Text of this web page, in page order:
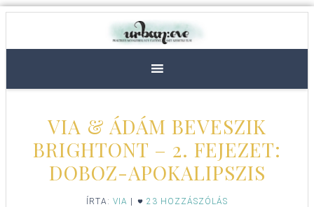
VIA & ÁDÁM BEVESZIK
BRIGHTONT – 2. FEJEZET:
DOBOZ-APOKALIPSZIS
ÍRTA: VIA 23 HOZZÁSZÓLÁS